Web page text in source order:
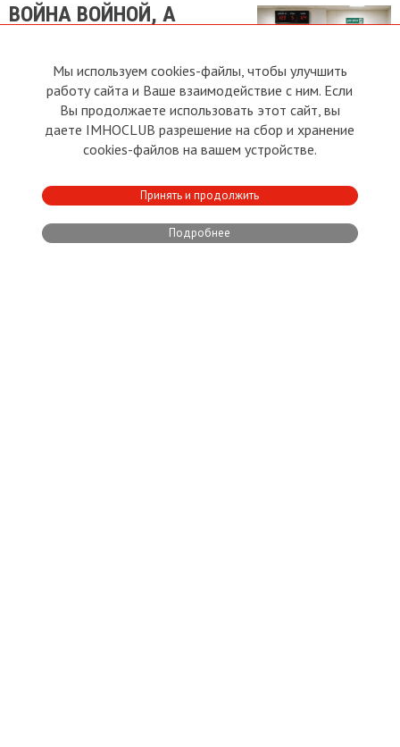
ВОЙНА ВОЙНОЙ, А
РАСПИСАНИЮ
Леонид Радченко Владимир Иванов
Васильевич Мартинович,Victoria Dorais,Андрей Батурин ,Товарищ Кац
Прибалтика 25.07.2026
Antons Klindzans
13 дней назад
Мы используем cookies-файлы, чтобы улучшить
работу сайта и Ваше взаимодействие с ним. Если
Вы продолжаете использовать этот сайт, вы
даете IMHOCLUB разрешение на сбор и хранение
cookies-файлов на вашем устройстве.
Принять и продолжить
Подробнее